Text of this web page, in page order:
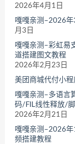
2026年4月1日
嘎嘎亲测–2026
月3日
嘎嘎亲测–彩虹易
道搭建图文教程
2026年2月23日
美团商城代付小
嘎嘎亲测–多语言
码/FIL线性释放/
2026年2月21日
嘎嘎亲测–2026
频搭建教程